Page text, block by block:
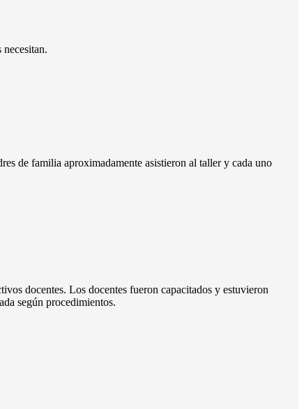
de familia aproximadamente asistieron al taller y cada uno
docentes. Los docentes fueron capacitados y estuvieron
según procedimientos.